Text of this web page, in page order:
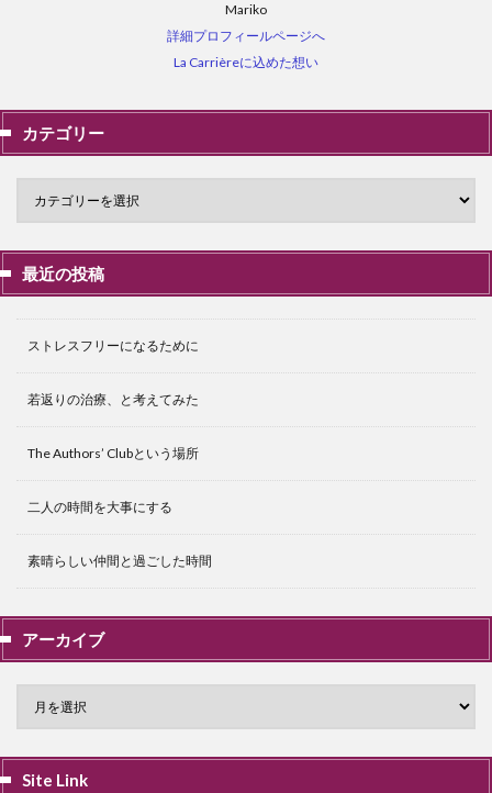
Mariko
詳細プロフィールページへ
La Carrièreに込めた想い
カテゴリー
最近の投稿
ストレスフリーになるために
若返りの治療、と考えてみた
The Authors’ Clubという場所
二人の時間を大事にする
素晴らしい仲間と過ごした時間
アーカイブ
Site Link